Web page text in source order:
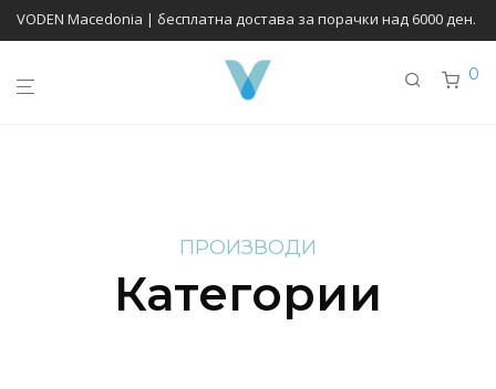
VODEN Macedonia | бесплатна достава за порачки над 6000 ден.
0
ПРОИЗВОДИ
Категории